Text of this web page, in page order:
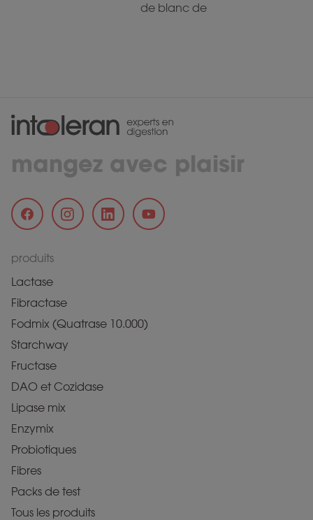
de blanc de
mangez avec plaisir
produits
Lactase
Fibractase
Fodmix (Quatrase 10.000)
Starchway
Fructase
DAO et Cozidase
Lipase mix
Enzymix
Probiotiques
Fibres
Packs de test
Tous les produits